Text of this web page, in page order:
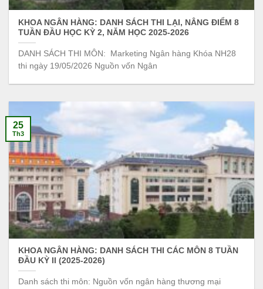
KHOA NGÂN HÀNG: DANH SÁCH THI LẠI, NÂNG ĐIỂM 8
TUẦN ĐẦU HỌC KỲ 2, NĂM HỌC 2025-2026
DANH SÁCH THI MÔN: Marketing Ngân hàng Khóa NH28
thi ngày 19/05/2026 Nguồn vốn Ngân
KHOA NGÂN HÀNG: DANH SÁCH THI CÁC MÔN 8 TUẦN
ĐẦU KỲ II (2025-2026)
Danh sách thi môn: Nguồn vốn ngân hàng thương mại
25
Th3